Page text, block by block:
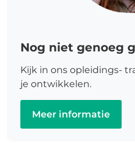
Nog niet genoeg
Kijk in ons opleidings-
je ontwikkelen.
Meer informatie